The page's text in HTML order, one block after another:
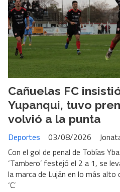
Cañuelas FC
Yupanqui, tuvo
volvió a la punta
Deportes
03/08/2026
Con el gol de penal de Tobías
‘Tambero’ festejó el 2 a 1, se
la marca de Luján en lo más alto
‘C’.